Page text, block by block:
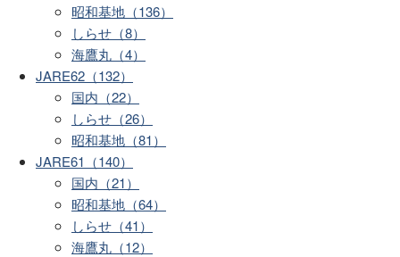
昭和基地（136）
しらせ（8）
海鷹丸（4）
JARE62（132）
国内（22）
しらせ（26）
昭和基地（81）
JARE61（140）
国内（21）
昭和基地（64）
しらせ（41）
海鷹丸（12）